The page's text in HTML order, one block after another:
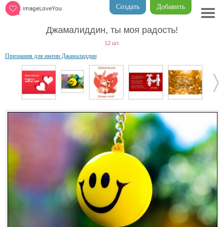
Добавить
Создать
Джамалиддин, ты моя радость!
12 шт.
Признания для имени Джамалиддин